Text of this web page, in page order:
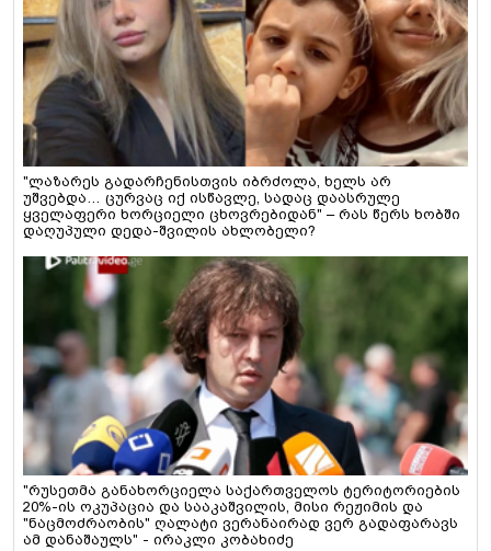
"ლაზარეს გადარჩენისთვის იბრძოლა, ხელს არ
უშვებდა… ცურვაც იქ ისწავლე, სადაც დაასრულე
ყველაფერი ხორციელი ცხოვრებიდან" – რას წერს ხობში
დაღუპული დედა-შვილის ახლობელი?
"რუსეთმა განახორციელა საქართველოს ტერიტორიების
20%-ის ოკუპაცია და სააკაშვილის, მისი რეჟიმის და
"ნაცმოძრაობის" ღალატი ვერანაირად ვერ გადაფარავს
ამ დანაშაულს" - ირაკლი კობახიძე